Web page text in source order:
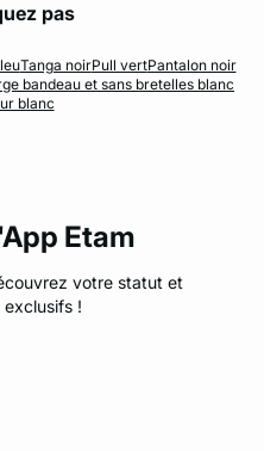
pas
Tanga noirPull vertPantalon noir
bandeau et sans bretelles blanc
blanc
Etam
votre statut et
!